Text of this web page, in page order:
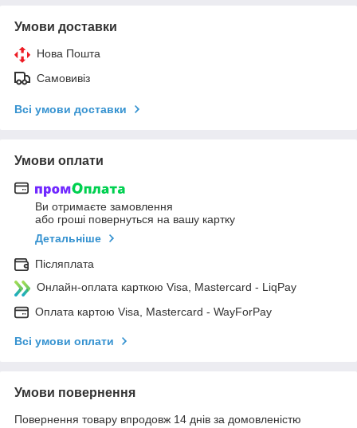
Умови доставки
Нова Пошта
Самовивіз
Всі умови доставки
Умови оплати
Ви отримаєте замовлення
або гроші повернуться на вашу картку
Детальніше
Післяплата
Онлайн-оплата карткою Visa, Mastercard - LiqPay
Оплата картою Visa, Mastercard - WayForPay
Всі умови оплати
Умови повернення
Повернення товару впродовж 14 днів за домовленістю